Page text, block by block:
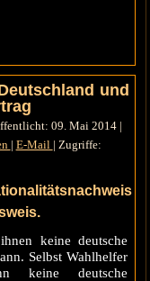
und
09. Mai 2014 |
| E-Mail | Zugriffe:
keine deutsche
Selbst Wahlhelfer
keine deutsche